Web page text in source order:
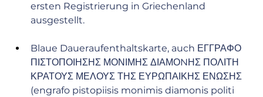
ersten Registrierung in Griechenland
ausgestellt.
Blaue Daueraufenthaltskarte, auch ΕΓΓΡΑΦΟ
ΠΙΣΤΟΠΟΙΗΣΗΣ ΜΟΝΙΜΗΣ ΔΙΑΜΟNΗΣ ΠΟΛΙΤΗ
ΚΡΑΤΟΥΣ ΜΕΛΟΥΣ ΤΗΣ ΕΥΡΩΠΑΙΚΗΣ ΕΝΩΣΗΣ
(engrafo pistopiisis monimis diamonis politi